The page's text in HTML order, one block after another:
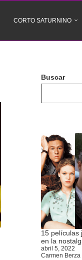
CORTO SATURNINO
Buscar
15 películas
en la
abril 5, 2022
Carmen Berza